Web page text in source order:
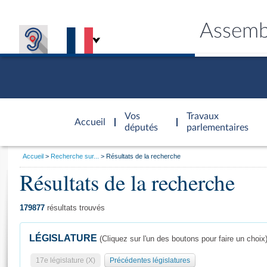
Accueil
d'accueil
Vos
députés
Travaux
parlementaires
Général
Vous
Accueil Recherche sur... Résultats de la recherche
Résultats de la recherche
179877 résultats trouvés
LÉGISLATURE (Cliquez sur l'un des boutons pour faire un choix)
17e législature (X) Précédentes législatures